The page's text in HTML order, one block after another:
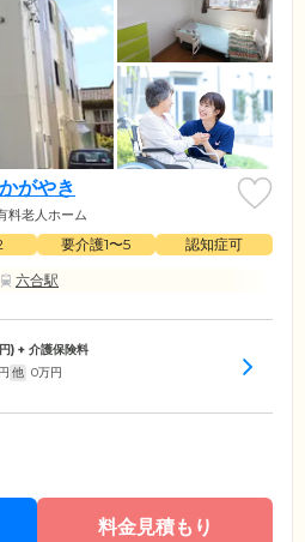
がやき
料老人ホーム
要介護1〜5
認知症可
六合駅
円) + 介護保険料
他 0万円
料金見積もり